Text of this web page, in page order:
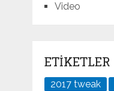
Video
ETIKETLER
2017 tweak